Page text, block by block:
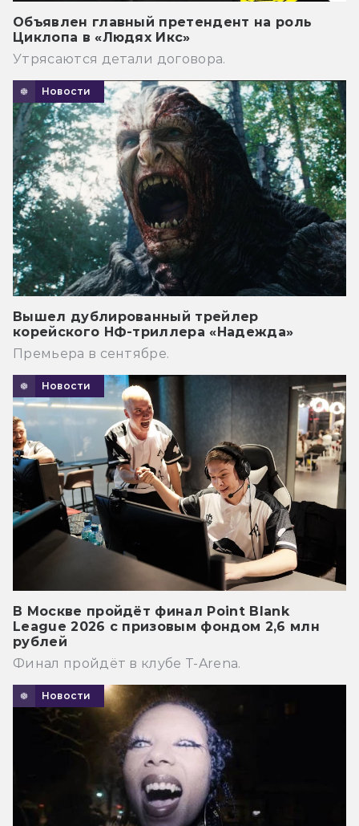
Объявлен главный претендент на роль
Циклопа в «Людях Икс»
Утрясаются детали договора.
Новости
Вышел дублированный трейлер
корейского НФ-триллера «Надежда»
Премьера в сентябре.
Новости
В Москве пройдёт финал Point Blank
League 2026 с призовым фондом 2,6 млн
рублей
Финал пройдёт в клубе T-Arena.
Новости